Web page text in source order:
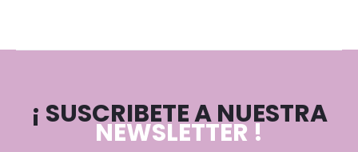
¡ SUSCRIBETE A NUESTRA
NEWSLETTER !